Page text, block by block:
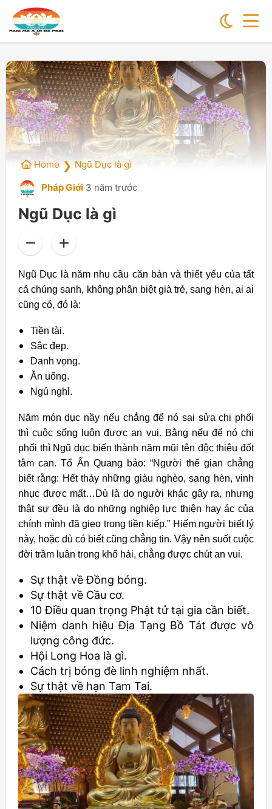
Home ❯ Ngũ Dục là gì
Pháp Giới 3 năm trước
Ngũ Dục là gì
Ngũ Dục là năm nhu cầu căn bản và thiết yếu của tất
cả chúng sanh, không phân biệt già trẻ, sang hèn, ai ai
cũng có, đó là:
Tiền tài.
Sắc đẹp.
Danh vọng.
Ăn uống.
Ngủ nghỉ.
Năm món dục nầy nếu chẳng để nó sai sửa chi phối
thì cuộc sống luôn được an vui. Bằng nếu để nó chi
phối thì Ngũ dục biến thành năm mũi tên độc thiêu đốt
tâm can. Tổ Ấn Quang bảo: “Người thế gian chẳng
biết rằng: Hết thảy những giàu nghèo, sang hèn, vinh
nhục được mất…Dù là do người khác gây ra, nhưng
thật sự đều là do những nghiệp lực thiện hay ác của
chính mình đã gieo trong tiền kiếp.” Hiếm người biết lý
này, hoặc dù có biết cũng chẳng tin. Vậy nên suốt cuộc
đời trầm luân trong khổ hải, chẳng được chút an vui.
Sự thật về Đồng bóng.
Sự thật về Cầu cơ.
10 Điều quan trọng Phật tử tại gia cần biết.
Niệm danh hiệu Địa Tạng Bồ Tát được vô
lượng công đức.
Hội Long Hoa là gì.
Cách trị bóng đè linh nghiệm nhất.
Sự thật về hạn Tam Tai.